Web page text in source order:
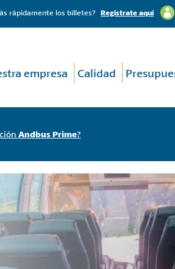
rápidamente los billetes? Regístrate aquí
empresa Calidad
Andbus Prime?